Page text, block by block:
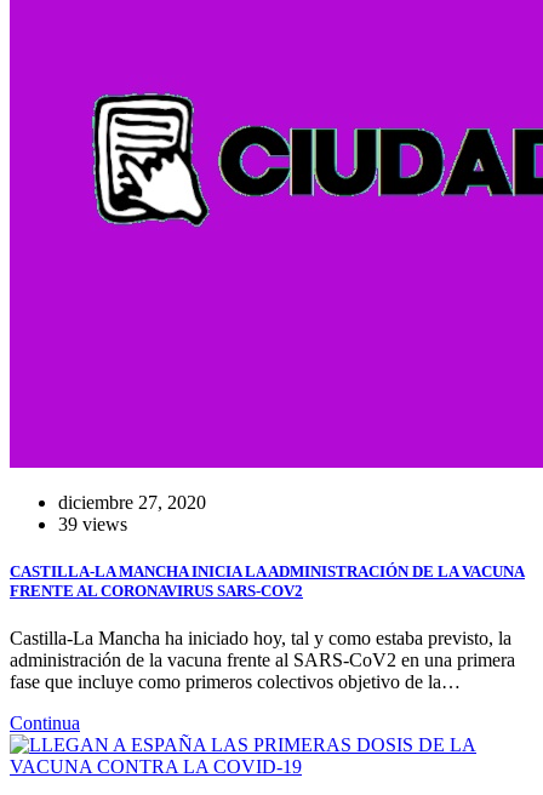
diciembre 27, 2020
39 views
CASTILLA-LA MANCHA INICIA LA ADMINISTRACIÓN DE LA VACUNA
FRENTE AL CORONAVIRUS SARS-COV2
Castilla-La Mancha ha iniciado hoy, tal y como estaba previsto, la
administración de la vacuna frente al SARS-CoV2 en una primera
fase que incluye como primeros colectivos objetivo de la…
Continua